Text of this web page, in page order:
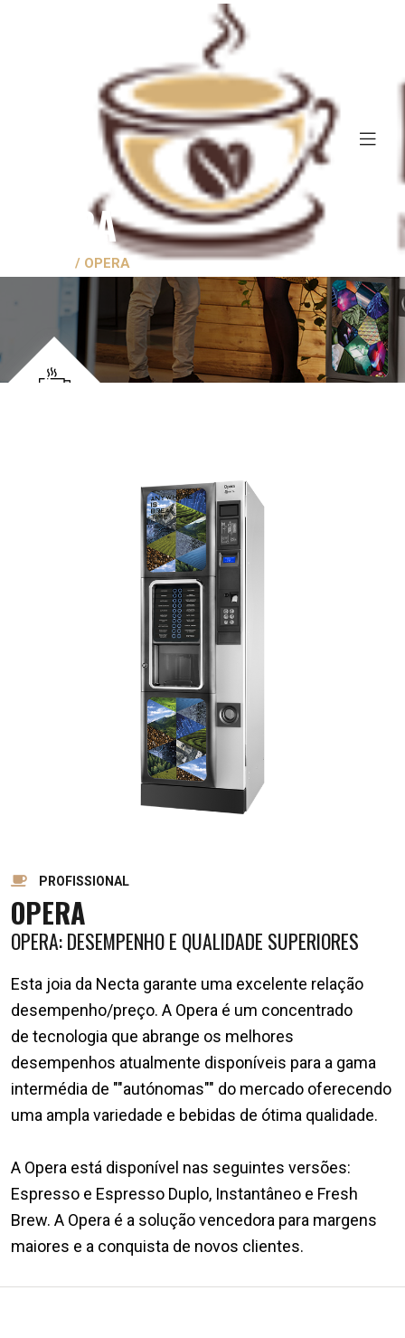
OPERA
OPERA
PROFISSIONAL
OPERA
OPERA: DESEMPENHO E QUALIDADE SUPERIORES
Esta joia da Necta garante uma excelente relação
desempenho/preço. A Opera é um concentrado
de tecnologia que abrange os melhores
desempenhos atualmente disponíveis para a gama
intermédia de ""autónomas"" do mercado oferecendo
uma ampla variedade e bebidas de ótima qualidade.
A Opera está disponível nas seguintes versões:
Espresso e Espresso Duplo, Instantâneo e Fresh
Brew. A Opera é a solução vencedora para margens
maiores e a conquista de novos clientes.